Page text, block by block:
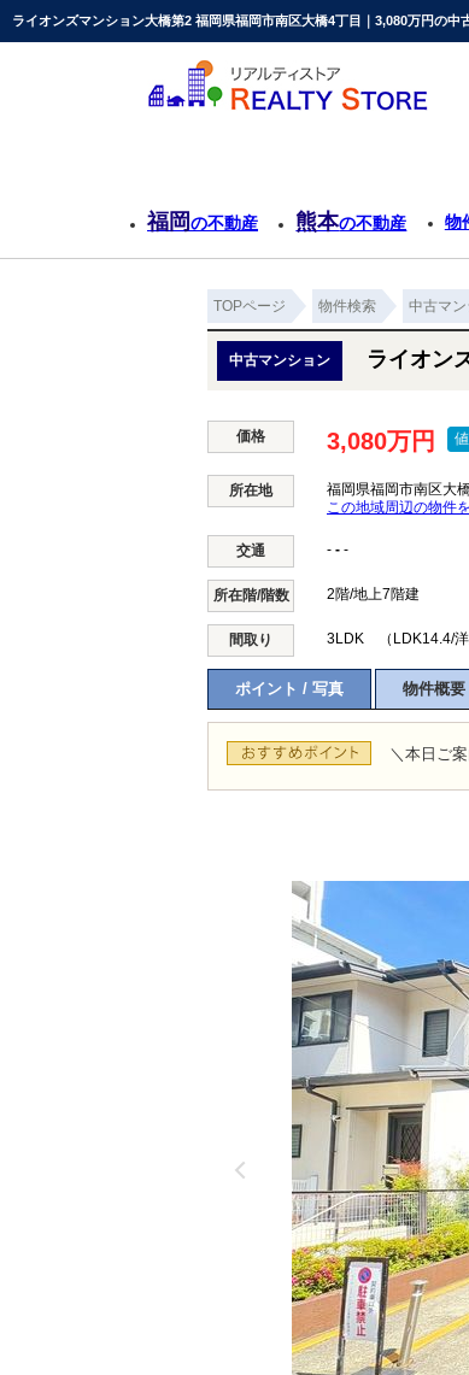
ライオンズマンション大橋第2 福岡県福岡市南区大橋4丁目｜3,080万円の中
福岡の不動産 熊本の不動産 物
TOPページ 物件検索 中古マ
中古マンション ライオン
価格 3,080万円
所在地 福岡県福岡市南区大
この地域周辺の物件
交通 - - -
所在階/階数 2階/地上7階建
間取り 3LDK （LDK14.4/洋
ポイント / 写真 物件概要
＼本日ご